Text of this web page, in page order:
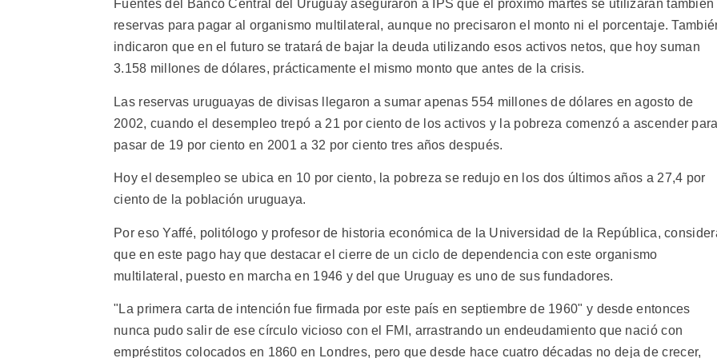
Fuentes del Banco Central del Uruguay aseguraron a IPS que el próximo martes se utilizarán también
reservas para pagar al organismo multilateral, aunque no precisaron el monto ni el porcentaje.
indicaron que en el futuro se tratará de bajar la deuda utilizando esos activos netos, que hoy suman
3.158 millones de dólares, prácticamente el mismo monto que antes de la crisis.
Las reservas uruguayas de divisas llegaron a sumar apenas 554 millones de dólares en agosto de
2002, cuando el desempleo trepó a 21 por ciento de los activos y la pobreza comenzó a ascender para
pasar de 19 por ciento en 2001 a 32 por ciento tres años después.
Hoy el desempleo se ubica en 10 por ciento, la pobreza se redujo en los dos últimos años a 27,4 por
ciento de la población uruguaya.
Por eso Yaffé, politólogo y profesor de historia económica de la Universidad de la República,
que en este pago hay que destacar el cierre de un ciclo de dependencia con este organismo
multilateral, puesto en marcha en 1946 y del que Uruguay es uno de sus fundadores.
"La primera carta de intención fue firmada por este país en septiembre de 1960" y desde entonces
nunca pudo salir de ese círculo vicioso con el FMI, arrastrando un endeudamiento que nació con
empréstitos colocados en 1860 en Londres, pero que desde hace cuatro décadas no deja de crecer,